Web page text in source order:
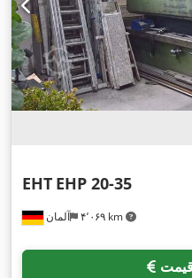
آلمان ۴٬۰۶۹ km
EHT EHP 20-35